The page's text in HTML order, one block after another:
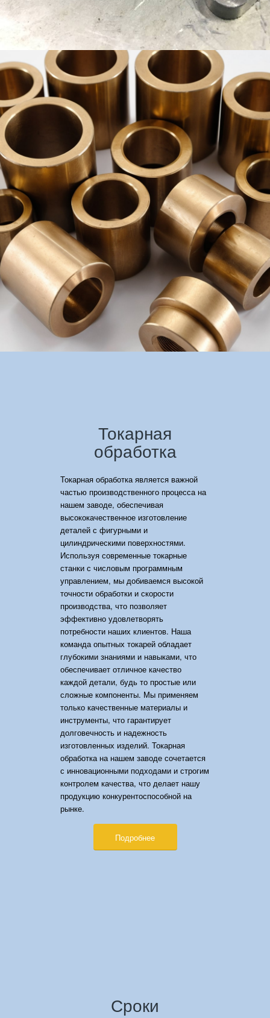
Токарная
обработка
Токарная обработка является важной
частью производственного процесса на
нашем заводе, обеспечивая
высококачественное изготовление
деталей с фигурными и
цилиндрическими поверхностями.
Используя современные токарные
станки с числовым программным
управлением, мы добиваемся высокой
точности обработки и скорости
производства, что позволяет
эффективно удовлетворять
потребности наших клиентов. Наша
команда опытных токарей обладает
глубокими знаниями и навыками, что
обеспечивает отличное качество
каждой детали, будь то простые или
сложные компоненты. Мы применяем
только качественные материалы и
инструменты, что гарантирует
долговечность и надежность
изготовленных изделий. Токарная
обработка на нашем заводе сочетается
с инновационными подходами и строгим
контролем качества, что делает нашу
продукцию конкурентоспособной на
рынке.
Подробнее
Сроки